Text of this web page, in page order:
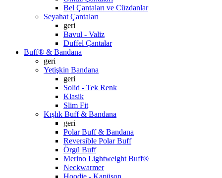
Bel Çantaları ve Cüzdanlar
Seyahat Çantaları
geri
Bavul - Valiz
Duffel Çantalar
Buff® & Bandana
geri
Yetişkin Bandana
geri
Solid - Tek Renk
Klasik
Slim Fit
Kışlık Buff & Bandana
geri
Polar Buff & Bandana
Reversible Polar Buff
Örgü Buff
Merino Lightweight Buff®
Neckwarmer
Hoodie - Kapüşon